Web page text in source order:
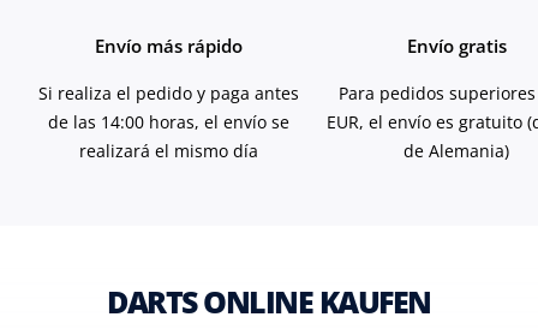
Envío más rápido
Si realiza el pedido y paga antes
de las 14:00 horas, el envío se
realizará el mismo día
Envío gratis
Para pedidos
EUR, el envío es gratuito
de Alemania)
DARTS ONLINE KAUFEN